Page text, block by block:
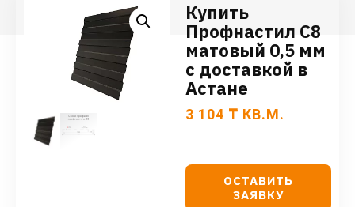
Купить
Профнастил С8
матовый 0,5 мм
с доставкой в
Астане
3 104 ₸ КВ.М.
ОСТАВИТЬ
ЗАЯВКУ